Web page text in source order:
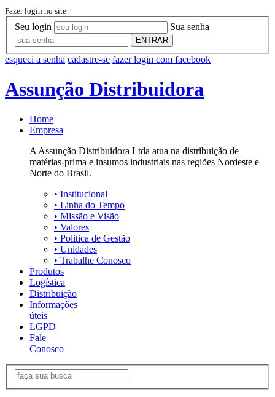
Fazer login no site
Seu login Sua senha
ENTRAR
esqueci a senha cadastre-se fazer login com facebook
Assunção Distribuidora
Home
Empresa
A Assunção Distribuidora Ltda atua na distribuição de
matérias-prima e insumos industriais nas regiões Nordeste e
Norte do Brasil.
• Institucional
• Linha do Tempo
• Missão e Visão
• Valores
• Politica de Gestão
• Unidades
• Trabalhe Conosco
Produtos
Logística
Distribuição
Informações
úteis
LGPD
Fale
Conosco